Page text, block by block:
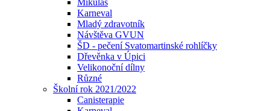
Mikuláš
Karneval
Mladý zdravotník
Návštěva GVUN
ŠD - pečení Svatomartinské rohlíčky
Dřevěnka v Úpici
Velikonoční dílny
Různé
Školní rok 2021/2022
Canisterapie